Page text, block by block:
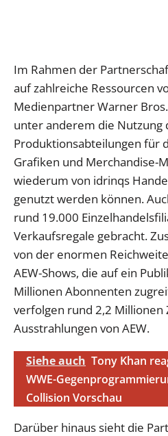
Im Rahmen der
auf zahlreiche Ressourcen
Medienpartner Warner
unter anderem die Nutzung
Produktionsabteilungen für
Grafiken und Merchandise-
wiederum von idrinqs
genutzt werden können.
rund 19.000
Verkaufsregale gebracht.
von der enormen
AEW-Shows, die auf ein
Millionen Abonnenten
verfolgen rund 2,2 Millionen
Ausstrahlungen von AEW.
Siehe auch Tony Khan
WWE-
Collision Vorschau
Darüber hinaus sieht die